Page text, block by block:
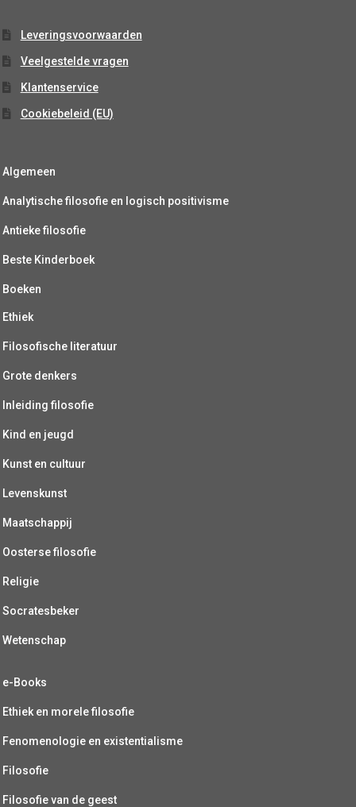
Leveringsvoorwaarden
Veelgestelde vragen
Klantenservice
Cookiebeleid (EU)
Algemeen
Analytische filosofie en logisch positivisme
Antieke filosofie
Beste Kinderboek
Boeken
Ethiek
Filosofische literatuur
Grote denkers
Inleiding filosofie
Kind en jeugd
Kunst en cultuur
Levenskunst
Maatschappij
Oosterse filosofie
Religie
Socratesbeker
Wetenschap
e-Books
Ethiek en morele filosofie
Fenomenologie en existentialisme
Filosofie
Filosofie van de geest